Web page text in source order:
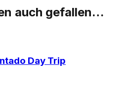
auch gefallen…
Day Trip